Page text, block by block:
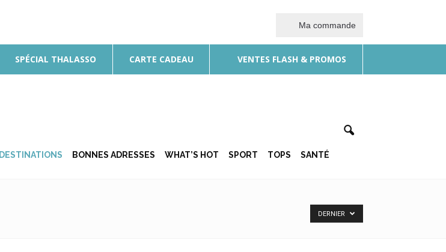
Ma commande
SPÉCIAL THALASSO CARTE CADEAU VENTES FLASH & PROMOS
DESTINATIONS BONNES ADRESSES WHAT’S HOT SPORT TOPS SANTÉ
DERNIER